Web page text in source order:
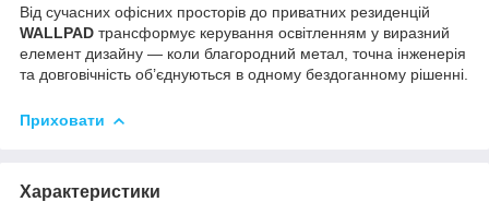
Від сучасних офісних просторів до приватних резиденцій
WALLPAD трансформує керування освітленням у виразний
елемент дизайну — коли благородний метал, точна інженерія
та довговічність об’єднуються в одному бездоганному рішенні.
Приховати
Характеристики